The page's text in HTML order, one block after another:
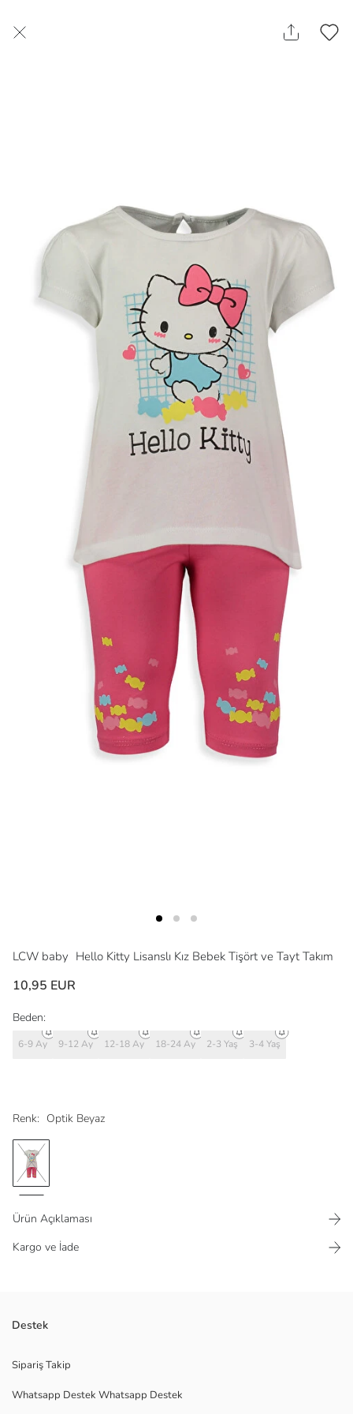
LCW baby Hello Kitty Lisanslı Kız Bebek Tişört ve Tayt Takım
10,95 EUR
Renk: Optik Beyaz
Beden:
6-9 Ay 9-12 Ay 12-18 Ay 18-24 Ay 2-3 Yaş 3-4 Yaş
Ürün Açıklaması
Kargo ve İade
Hello Kitty lisanslı kız bebek takım, bisiklet yaka, kısa kollu tişört ve
Ana Kumaş Body:
Menşei:
Destek
Sipariş Takip
Whatsapp Destek Whatsapp Destek